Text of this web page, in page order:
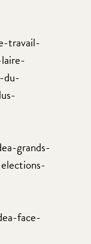
travail-
du-
grands-
face-